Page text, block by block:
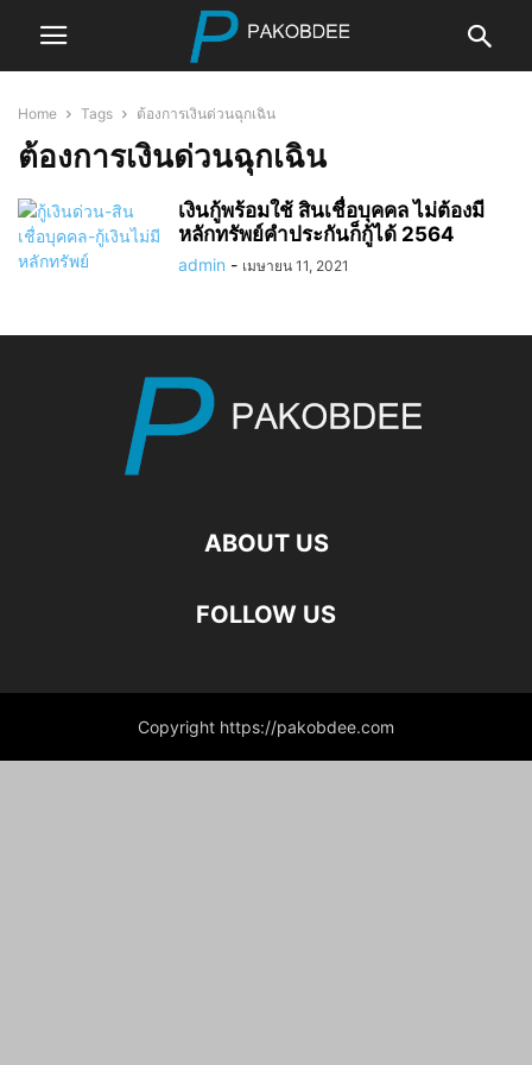
Home Tags ต้องการเงินด่วนฉุกเฉิน
ต้องการเงินด่วนฉุกเฉิน
เงินกู้พร้อมใช้ สินเชื่อบุคคล ไม่ต้องมี
หลักทรัพย์คำประกันก็กู้ได้ 2564
admin - เมษายน 11, 2021
ABOUT US
FOLLOW US
Copyright https://pakobdee.com